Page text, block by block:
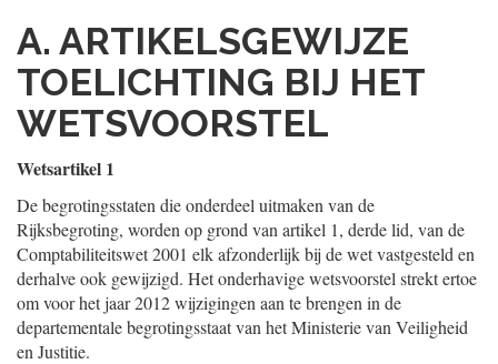
A. ARTIKELSGEWIJZE
TOELICHTING BIJ HET
WETSVOORSTEL
Wetsartikel 1
De begrotingsstaten die onderdeel uitmaken van de
Rijksbegroting, worden op grond van artikel 1, derde lid, van de
Comptabiliteitswet 2001 elk afzonderlijk bij de wet vastgesteld en
derhalve ook gewijzigd. Het onderhavige wetsvoorstel strekt ertoe
om voor het jaar 2012 wijzigingen aan te brengen in de
departementale begrotingsstaat van het Ministerie van Veiligheid
en Justitie.